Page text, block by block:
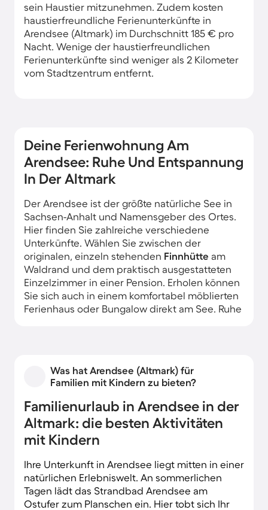
sein Haustier mitzunehmen. Zudem kosten
haustierfreundliche Ferienunterkünfte in
Arendsee (Altmark) im Durchschnitt 185 € pro
Nacht. Wenige der haustierfreundlichen
Ferienunterkünfte sind weniger als 2 Kilometer
vom Stadtzentrum entfernt.
Deine Ferienwohnung Am
Arendsee: Ruhe Und Entspannung
In Der Altmark
Der Arendsee ist der größte natürliche See in
Sachsen-Anhalt und Namensgeber des Ortes.
Hier finden Sie zahlreiche verschiedene
Unterkünfte. Wählen Sie zwischen der
originalen, einzeln stehenden Finnhütte am
Waldrand und dem praktisch ausgestatteten
Einzelzimmer in einer Pension. Erholen können
Sie sich auch in einem komfortabel möblierten
Ferienhaus oder Bungalow direkt am See. Ruhe
Was hat Arendsee (Altmark) für
Familien mit Kindern zu bieten?
Familienurlaub in Arendsee in der
Altmark: die besten Aktivitäten
mit Kindern
Ihre Unterkunft in Arendsee liegt mitten in einer
natürlichen Erlebniswelt. An sommerlichen
Tagen lädt das Strandbad Arendsee am
Ostufer zum Planschen ein. Hier tobt sich Ihr